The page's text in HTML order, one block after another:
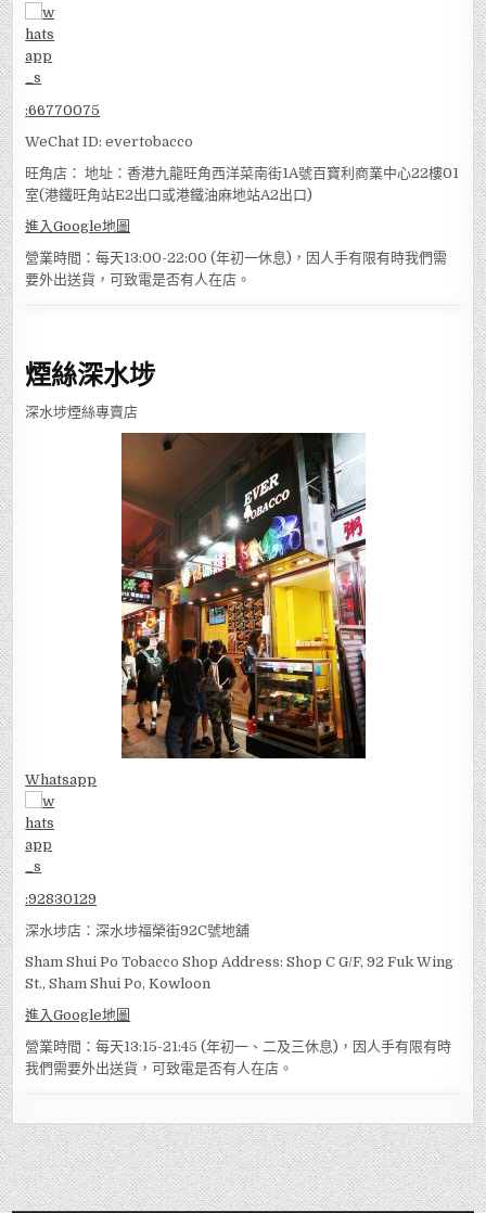
:66770075
WeChat ID: evertobacco
旺角店： 地址：香港九龍旺角西洋菜南街1A號百寶利商業中心22樓01
室(港鐵旺角站E2出口或港鐵油麻地站A2出口)
進入Google地圖
營業時間：每天13:00-22:00 (年初一休息)，因人手有限有時我們需
要外出送貨，可致電是否有人在店。
煙絲深水埗
深水埗煙絲專賣店
Whatsapp
:92830129
深水埗店：深水埗福榮街92C號地舖
Sham Shui Po Tobacco Shop Address: Shop C G/F, 92 Fuk Wing
St., Sham Shui Po, Kowloon
進入Google地圖
營業時間：每天13:15-21:45 (年初一、二及三休息)，因人手有限有時
我們需要外出送貨，可致電是否有人在店。